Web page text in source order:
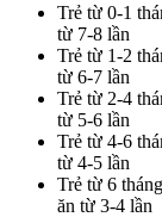
Trẻ từ 0-1
từ 7-8 lần
Trẻ từ 1-2
từ 6-7 lần
Trẻ từ 2-4
từ 5-6 lần
Trẻ từ 4-6
từ 4-5 lần
Trẻ từ 6
ăn từ 3-4 lần